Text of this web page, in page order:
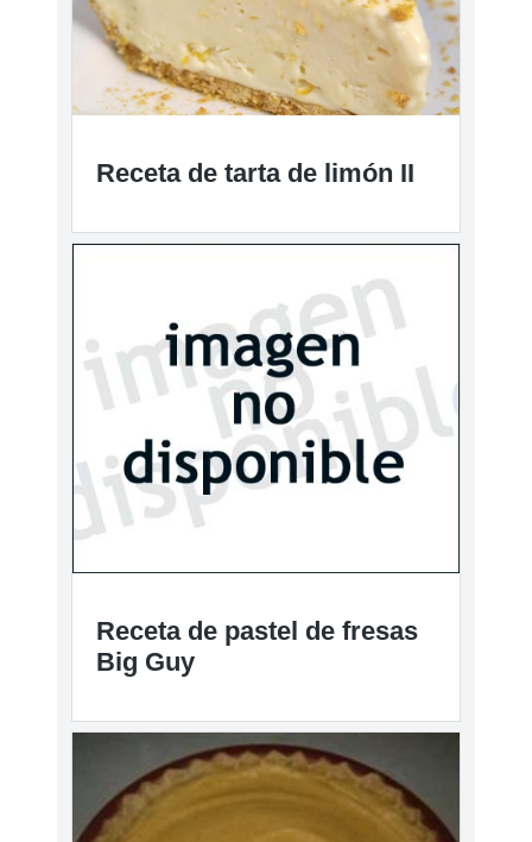
Receta de tarta de limón II
Receta de pastel de fresas
Big Guy